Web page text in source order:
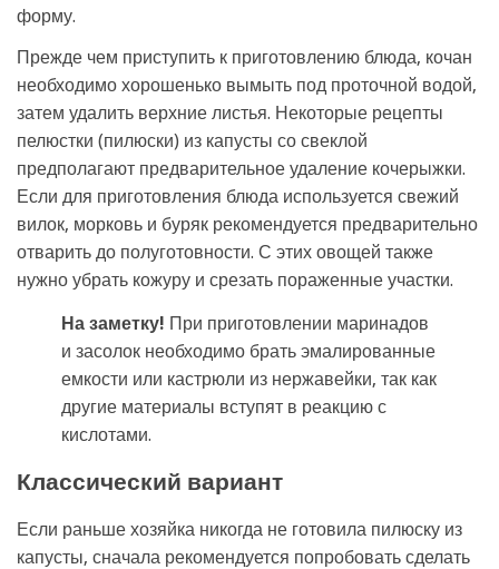
форму.
Прежде чем приступить к приготовлению блюда, кочан
необходимо хорошенько вымыть под проточной водой,
затем удалить верхние листья. Некоторые рецепты
пелюстки (пилюски) из капусты со свеклой
предполагают предварительное удаление кочерыжки.
Если для приготовления блюда используется свежий
вилок, морковь и буряк рекомендуется предварительно
отварить до полуготовности. С этих овощей также
нужно убрать кожуру и срезать пораженные участки.
На заметку! При приготовлении маринадов
и засолок необходимо брать эмалированные
емкости или кастрюли из нержавейки, так как
другие материалы вступят в реакцию с
кислотами.
Классический вариант
Если раньше хозяйка никогда не готовила пилюску из
капусты, сначала рекомендуется попробовать сделать